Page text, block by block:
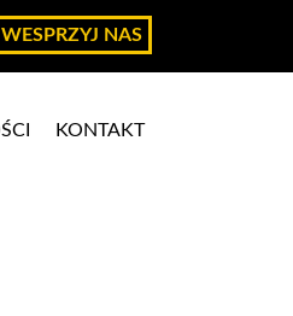
WESPRZYJ NAS
KONTAKT